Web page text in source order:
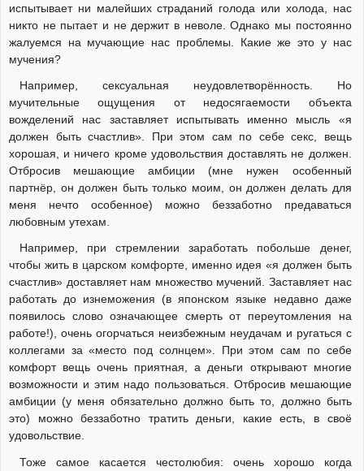
испытывает ни малейших страданий голода или холода, нас
никто не пытает и не держит в неволе. Однако мы постоянно
жалуемся на мучающие нас проблемы. Какие же это у нас
мучения?
Например, сексуальная неудовлетворённость. Но
мучительные ощущения от недосягаемости объекта
вожделений нас заставляет испытывать именно мысль «я
должен быть счастлив». При этом сам по себе секс, вещь
хорошая, и ничего кроме удовольствия доставлять не должен.
Отбросив мешающие амбиции (мне нужен особенный
партнёр, он должен быть только моим, он должен делать для
меня нечто особенное) можно беззаботно предаваться
любовным утехам.
Например, при стремлении заработать побольше денег,
чтобы жить в царском комфорте, именно идея «я должен быть
счастлив» доставляет нам множество мучений. Заставляет нас
работать до изнеможения (в японском языке недавно даже
появилось слово означающее смерть от переутомления на
работе!), очень огорчаться неизбежным неудачам и ругаться с
коллегами за «место под солнцем». При этом сам по себе
комфорт вещь очень приятная, а деньги открывают многие
возможности и этим надо пользоваться. Отбросив мешающие
амбиции (у меня обязательно должно быть то, должно быть
это) можно беззаботно тратить деньги, какие есть, в своё
удовольствие.
Тоже самое касается честолюбия: очень хорошо когда